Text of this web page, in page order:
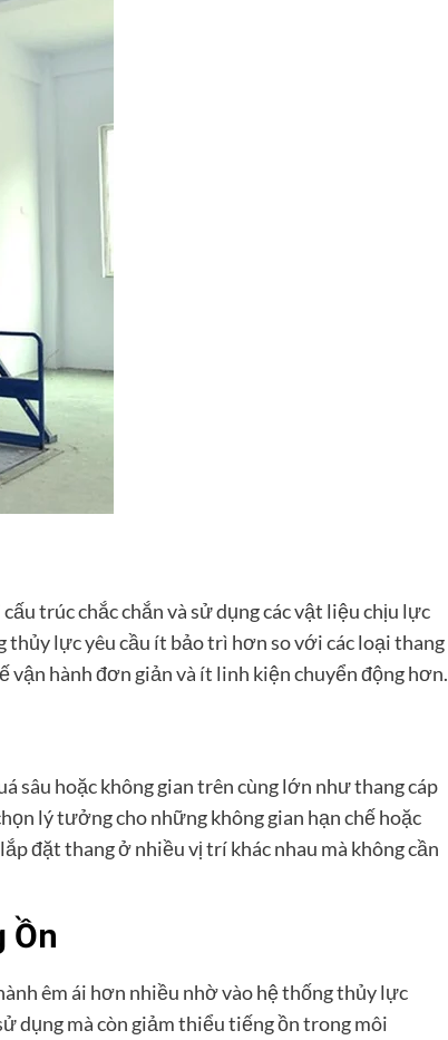
trúc chắc chắn và sử dụng các vật liệu chịu lực
lực yêu cầu ít bảo trì hơn so với các loại thang
vận hành đơn giản và ít linh kiện chuyển động hơn.
sâu hoặc không gian trên cùng lớn như thang cáp
lý tưởng cho những không gian hạn chế hoặc
đặt thang ở nhiều vị trí khác nhau mà không cần
Ồn
êm ái hơn nhiều nhờ vào hệ thống thủy lực
dụng mà còn giảm thiểu tiếng ồn trong môi